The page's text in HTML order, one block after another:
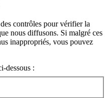
contrôles pour vérifier la
nous diffusons. Si malgré ces
inappropriés, vous pouvez
dessous :